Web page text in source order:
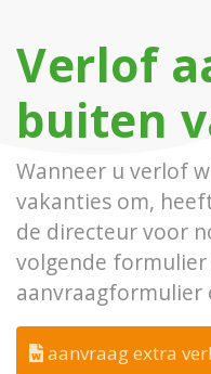
Verlof
buiten
Wanneer u verlof
vakanties om,
de directeur voor
volgende formulier
aanvraagformulier
aanvraag extra